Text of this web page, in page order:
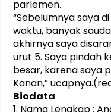
parlemen.
“Sebelumnya saya
waktu, banyak
akhirnya saya
urut 5. Saya pindah
besar, karena saya
Kanan,”
Biodata